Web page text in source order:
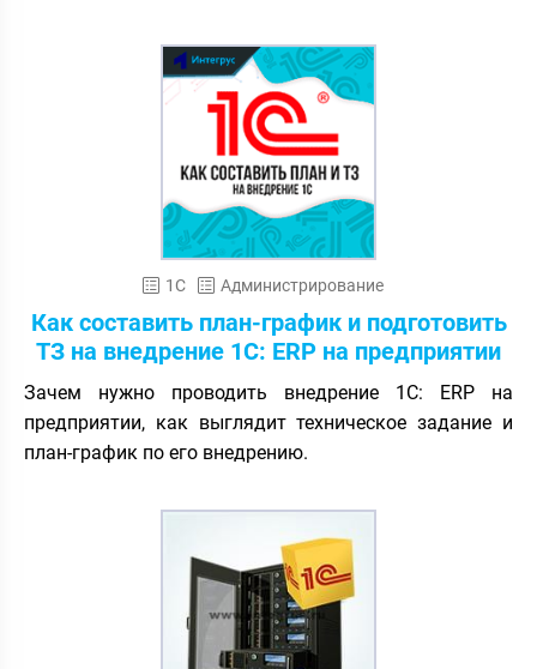
1С Администрирование
Как составить план-график и подготовить
ТЗ на внедрение 1C: ERP на предприятии
Зачем нужно проводить внедрение 1С: ERP на
предприятии, как выглядит техническое задание и
план-график по его внедрению.